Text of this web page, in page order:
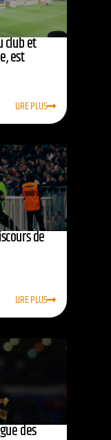
club et
est
LIRE PLUS
de
LIRE PLUS
des